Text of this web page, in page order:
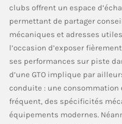
clubs offrent un espace
permettant de partager
mécaniques et adresses
l’occasion d’exposer
ses performances sur piste
d’une GTO implique par
conduite : une
fréquent, des spécificités
équipements modernes.